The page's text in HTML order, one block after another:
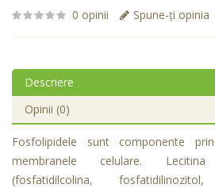
0 opinii Spune-ţi opinia
Descriere
Opinii (0)
Fosfolipidele sunt componente
membranele celulare.
(fosfatidilcolina, fosfatidilinozitol,